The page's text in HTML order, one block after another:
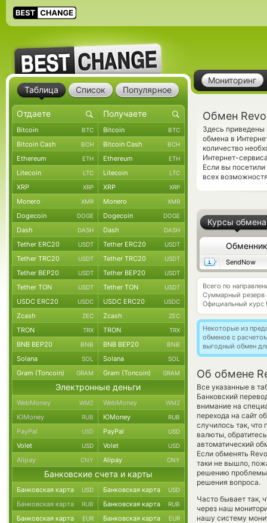
Мониторинг
Обмен
Здесь
обмена в
количество
Интернет-
Если вы
всех
Курсы обмена
Обменник
SendNow
Всего по
Суммарный резерв
Официальный курс
Некоторые из
обменов с
выгодный обмен
Об обмене
Все указанные в
Банковский
внимание на
перехода на сайт
случилось так,
валюты,
автоматический
Если обменять
таки не вышло,
решению проблемы
решения вопроса.
Часто бывает так,
через наш
нашу систему
Таблица Список Популярное
Bitcoin BTC Bitcoin BTC
Bitcoin Cash BCH Bitcoin Cash BCH
Ethereum ETH Ethereum ETH
Litecoin LTC Litecoin LTC
XRP XRP XRP XRP
Monero XMR Monero XMR
Dogecoin DOGE Dogecoin DOGE
Dash DASH Dash DASH
Tether ERC20 USDT Tether ERC20 USDT
Tether TRC20 USDT Tether TRC20 USDT
Tether BEP20 USDT Tether BEP20 USDT
Tether TON USDT Tether TON USDT
USDC ERC20 USDC USDC ERC20 USDC
Zcash ZEC Zcash ZEC
TRON TRX TRON TRX
BNB BEP20 BNB BNB BEP20 BNB
Solana SOL Solana SOL
Gram (Toncoin) GRAM Gram (Toncoin) GRAM
Электронные деньги
WebMoney WMZ WebMoney WMZ
ЮMoney RUB ЮMoney RUB
PayPal USD PayPal USD
Volet USD Volet USD
Alipay CNY Alipay CNY
Банковские счета и карты
Банковская карта USD Банковская карта USD
Банковская карта RUB Банковская карта RUB
Банковская карта EUR Банковская карта EUR